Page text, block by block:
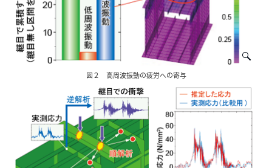
図２ 高周波振動の疲労への寄与